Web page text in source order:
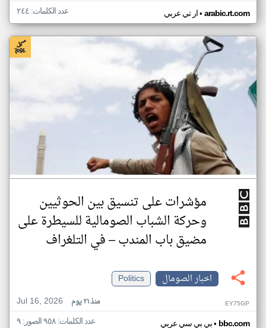
ار تي عربي• arabic.rt.com عدد الكلمات: ٢٤٤
مؤشرات على تنسيق بين الحوثيين
وحركة الشباب الصومالية للسيطرة على
مضيق باب المندب – في التلغراف
اخبار الصومال
Politics
Jul 16, 2026
منذ ٢١ يوم EY75GP
بي بي سي عربي• bbc.com عدد الكلمات: ٩٥٨ الصور: ٩